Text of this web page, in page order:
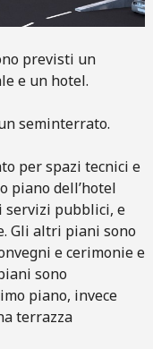
previsti un
e un hotel.
seminterrato.
per spazi tecnici e
piano dell’hotel
servizi pubblici, e
Gli altri piani sono
e cerimonie e
sono
piano, invece
terrazza